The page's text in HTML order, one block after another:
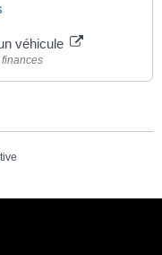
véhicule